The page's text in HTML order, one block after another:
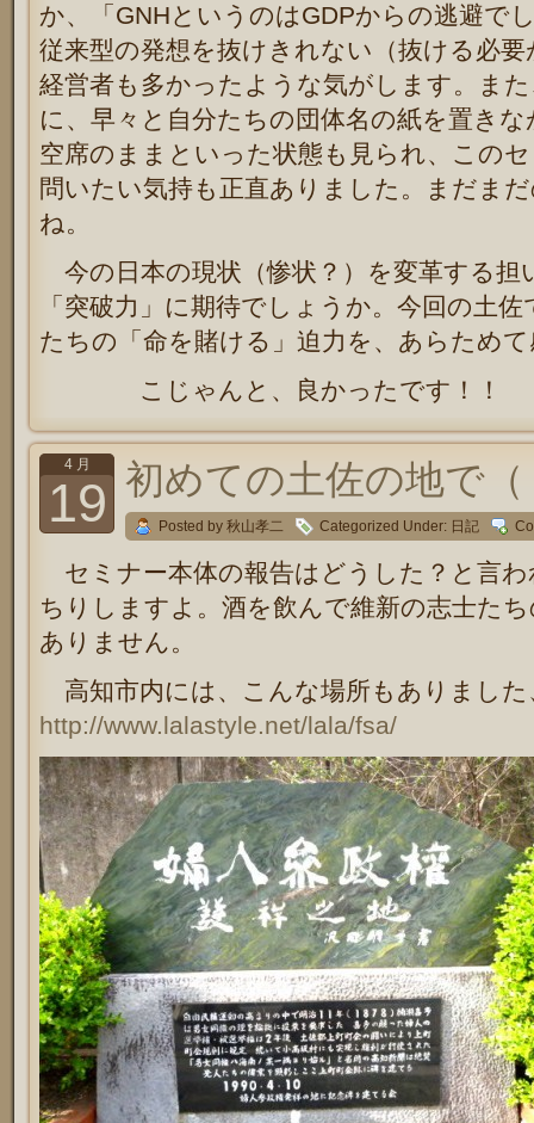
か、「GNHというのはGDPからの逃避で
従来型の発想を抜けきれない（抜ける必
経営者も多かったような気がします。ま
に、早々と自分たちの団体名の紙を置き
空席のままといった状態も見られ、この
問いたい気持も正直ありました。まだま
ね。
今の日本の現状（惨状？）を変革する担
「突破力」に期待でしょうか。今回の土
たちの「命を賭ける」迫力を、あらため
こじゃんと、良かったです！！
4 月
19 初めての土佐の地で（
Posted by 秋山孝二 Categorized Under: 日記
セミナー本体の報告はどうした？と言
ちりしますよ。酒を飲んで維新の志士た
ありません。
高知市内には、こんな場所もありました
http://www.lalastyle.net/lala/fsa/